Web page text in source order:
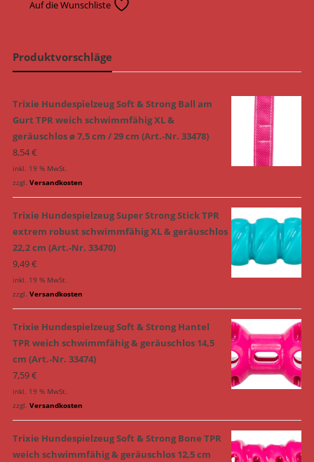
Auf die Wunschliste
Produktvorschläge
Trixie Hundespielzeug Soft & Strong Ball am
Gurt TPR weich schwimmfähig XL &
geräuschlos ø 7,5 cm / 29 cm (Art.-Nr. 33478)
8,54€
inkl. 19 % MwSt.
zzgl. Versandkosten
Trixie Hundespielzeug Super Strong Stick TPR
extrem robust schwimmfähig XL & geräuschlos
22,2 cm (Art.-Nr. 33470)
9,49€
inkl. 19 % MwSt.
zzgl. Versandkosten
Trixie Hundespielzeug Soft & Strong Hantel
TPR weich schwimmfähig & geräuschlos 14,5
cm (Art.-Nr. 33474)
7,59€
inkl. 19 % MwSt.
zzgl. Versandkosten
Trixie Hundespielzeug Soft & Strong Bone TPR
weich schwimmfähig & geräuschlos 12,5 cm